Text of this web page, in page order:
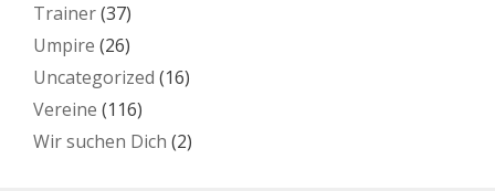
Trainer(37)
Umpire (26)
Uncategorized (16)
Vereine (116)
Wir suchen Dich (2)